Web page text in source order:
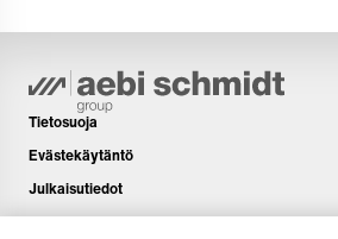
Tietosuoja
Evästekäytäntö
Julkaisutiedot
Vastuuvapauslauseke